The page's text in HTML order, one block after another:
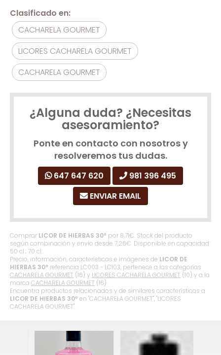
Comprar LICOR DE HIERBAS 30º por 8,71€. Stock del producto
según combinación y envío desde 7,26€. Disponible en capacidad:
50 cl.; 70 cl..
Precio, información, características e imágenes de LICOR DE
HIERBAS 30º referencia LC003 - LC103, pertenece a las categorías
CACHARELA GOURMET (16) y LICORES CACHARELA GOURMET (10) y a la
marca CACHARELA GOURMET (16).
Encuentra productos relacionados y de similares características a
LICOR DE HIERBAS 30º en "CACHARELA GOURMET", "LICORES
CACHARELA GOURMET".
Clasificado en:
CACHARELA GOURMET
LICORES CACHARELA GOURMET
CACHARELA GOURMET
¿Alguna duda? ¿Necesitas
asesoramiento?
Ponte en contacto con nosotros y
resolveremos tus dudas.
647 647 620
981 396 495
ENVIAR EMAIL